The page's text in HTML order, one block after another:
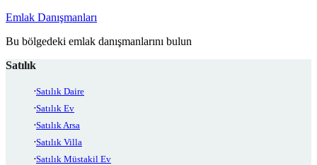
Emlak Danışmanları
Bu bölgedeki emlak danışmanlarını bulun
Satılık
Satılık Daire
Satılık Ev
Satılık Arsa
Satılık Villa
Satılık Müstakil Ev